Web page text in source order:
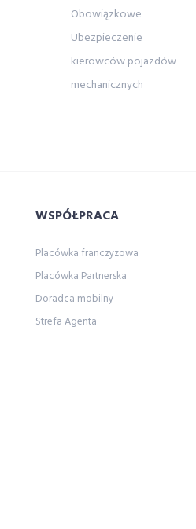
Obowiązkowe
Ubezpieczenie
kierowców pojazdów
mechanicznych
WSPÓŁPRACA
Placówka franczyzowa
Placówka Partnerska
Doradca mobilny
Strefa Agenta